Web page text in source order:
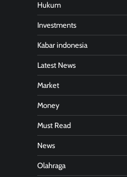
Hukum
Investments
Kabar indonesia
Latest News
Market
Money
Must Read
News
Olahraga